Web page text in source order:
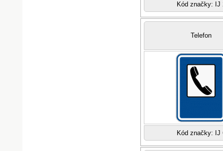
Kód značky: IJ
Telefon
Kód značky: IJ